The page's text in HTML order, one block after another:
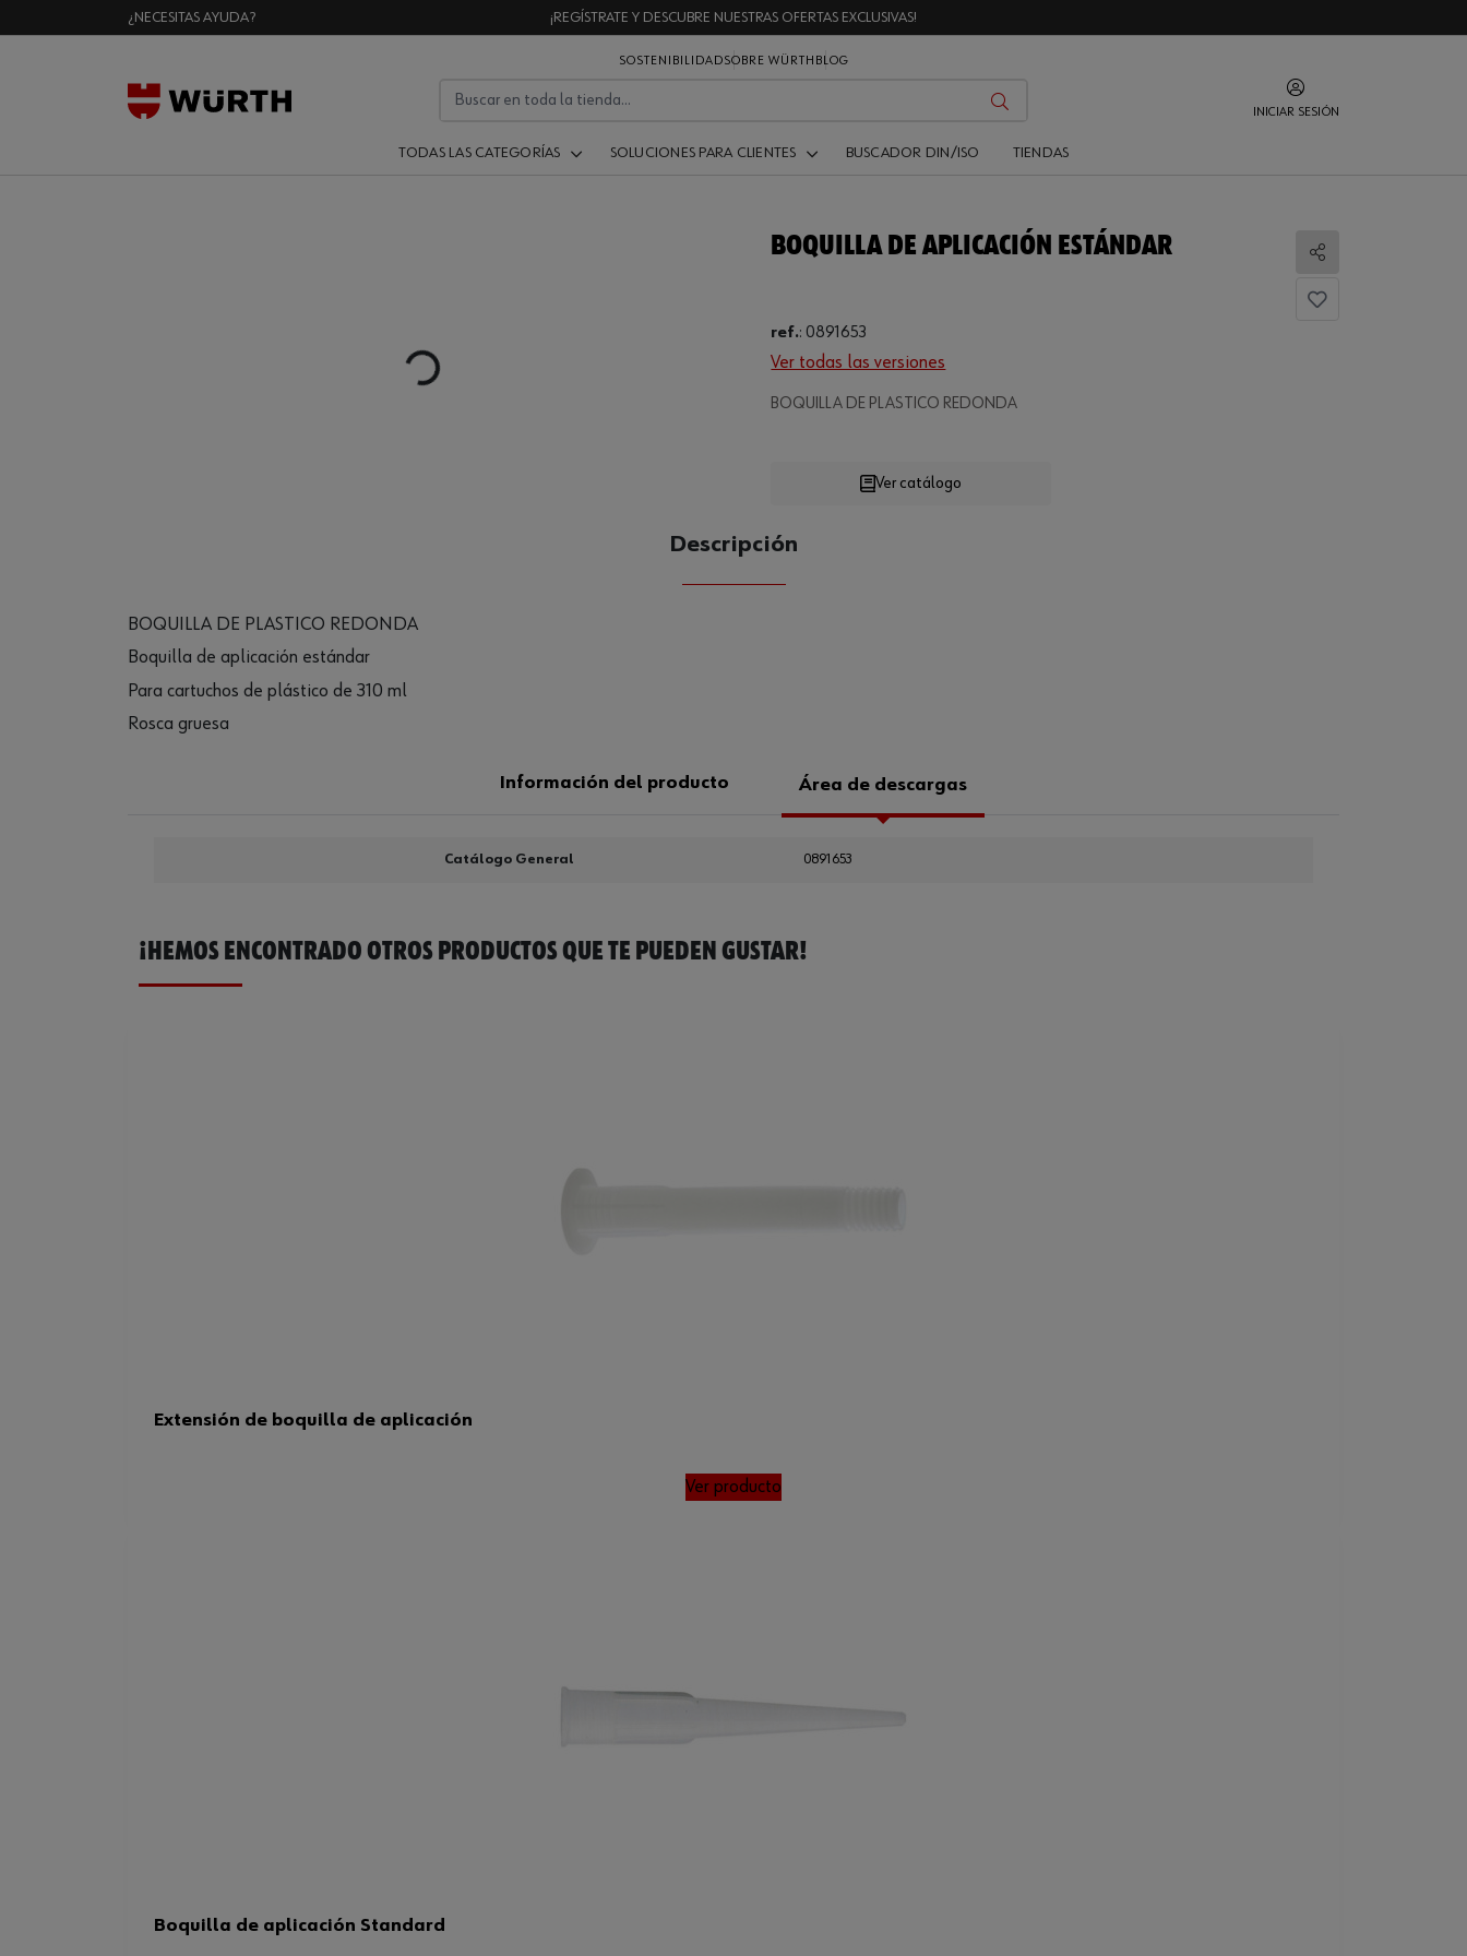
¿NECESITAS AYUDA? ¡REGÍSTRATE Y DESCUBRE NUESTRAS OFERTAS EXCLUSIVAS!
SOSTENIBILIDADSOBRE WÜRTH BLOG
INICIAR SESIÓN
TODAS LAS CATEGORÍAS SOLUCIONES PARA CLIENTES BUSCADOR DIN/ISO TIENDAS
Loading...
BOQUILLA DE APLICACIÓN ESTÁNDAR
Compartir
ref.: 0891653
Ver todas las versiones
BOQUILLA DE PLASTICO REDONDA
Loading...
CANTIDAD
Ver catálogo
Descripción
BOQUILLA DE PLASTICO REDONDA
Boquilla de aplicación estándar
Para cartuchos de plástico de 310 ml
Rosca gruesa
Información del producto Área de descargas
Catálogo General 0891653
¡HEMOS ENCONTRADO OTROS PRODUCTOS QUE TE PUEDEN GUSTAR!
Extensión de boquilla de aplicación
Ver producto
Boquilla de aplicación Standard